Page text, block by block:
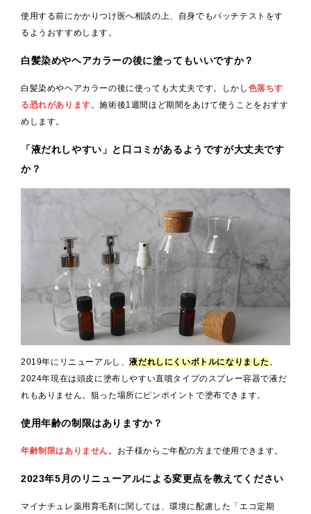
使用する前にかかりつけ医へ相談の上、自身でもパッチテストをす
るようおすすめします。
白髪染めやヘアカラーの後に塗ってもいいですか？
白髪染めやヘアカラーの後に使っても大丈夫です。しかし 色落ちす
る恐れがあります。施術後1週間ほど期間をあけて使うことをおすす
めします。
「液だれしやすい」と口コミがあるようですが大丈夫です
か？
2019年にリニューアルし、液だれしにくいボトルになりました 。
2024年現在は頭皮に塗布しやすい直噴タイプのスプレー容器で液だ
れもありません。狙った場所にピンポイントで塗布できます。
使用年齢の制限はありますか？
年齢制限はありません。お子様からご年配の方まで使用できます。
2023年5月のリニューアルによる変更点を教えてください
マイナチュレ薬用育毛剤に関しては、環境に配慮した「エコ定期